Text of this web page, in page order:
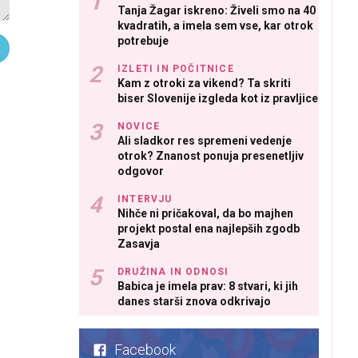
Tanja Žagar iskreno: Živeli smo na 40
kvadratih, a imela sem vse, kar otrok
potrebuje
IZLETI IN POČITNICE
Kam z otroki za vikend? Ta skriti
biser Slovenije izgleda kot iz pravljice
NOVICE
Ali sladkor res spremeni vedenje
otrok? Znanost ponuja presenetljiv
odgovor
INTERVJU
Nihče ni pričakoval, da bo majhen
projekt postal ena najlepših zgodb
Zasavja
DRUŽINA IN ODNOSI
Babica je imela prav: 8 stvari, ki jih
danes starši znova odkrivajo
Facebook